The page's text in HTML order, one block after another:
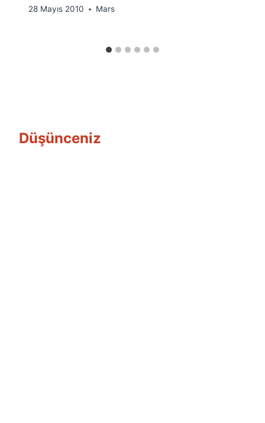
By
28 Mayıs 2010 Mars
Düşünceniz